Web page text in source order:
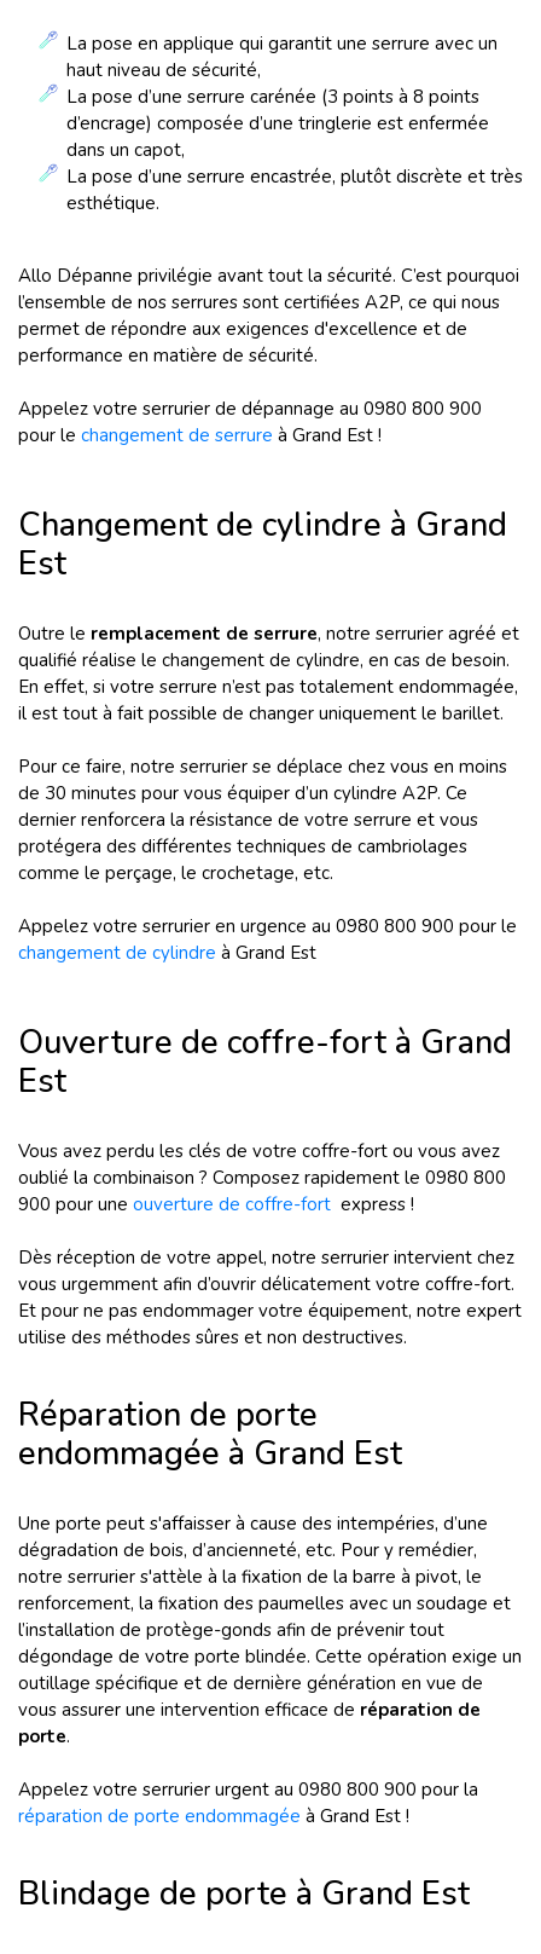
La pose en applique qui garantit une serrure avec un
haut niveau de sécurité,
La pose d’une serrure carénée (3 points à 8 points
d’encrage) composée d’une tringlerie est enfermée
dans un capot,
La pose d’une serrure encastrée, plutôt discrète et très
esthétique.
Allo Dépanne privilégie avant tout la sécurité. C’est pourquoi
l’ensemble de nos serrures sont certifiées A2P, ce qui nous
permet de répondre aux exigences d'excellence et de
performance en matière de sécurité.
Appelez votre serrurier de dépannage au 0980 800 900
pour le changement de serrure à Grand Est !
Changement de cylindre à Grand
Est
Outre le remplacement de serrure, notre serrurier agréé et
qualifié réalise le changement de cylindre, en cas de besoin.
En effet, si votre serrure n’est pas totalement endommagée,
il est tout à fait possible de changer uniquement le barillet.
Pour ce faire, notre serrurier se déplace chez vous en moins
de 30 minutes pour vous équiper d’un cylindre A2P. Ce
dernier renforcera la résistance de votre serrure et vous
protégera des différentes techniques de cambriolages
comme le perçage, le crochetage, etc.
Appelez votre serrurier en urgence au 0980 800 900 pour le
changement de cylindre à Grand Est
Ouverture de coffre-fort à Grand
Est
Vous avez perdu les clés de votre coffre-fort ou vous avez
oublié la combinaison ? Composez rapidement le 0980 800
900 pour une ouverture de coffre-fort express !
Dès réception de votre appel, notre serrurier intervient chez
vous urgemment afin d’ouvrir délicatement votre coffre-fort.
Et pour ne pas endommager votre équipement, notre expert
utilise des méthodes sûres et non destructives.
Réparation de porte
endommagée à Grand Est
Une porte peut s'affaisser à cause des intempéries, d’une
dégradation de bois, d’ancienneté, etc. Pour y remédier,
notre serrurier s'attèle à la fixation de la barre à pivot, le
renforcement, la fixation des paumelles avec un soudage et
l’installation de protège-gonds afin de prévenir tout
dégondage de votre porte blindée. Cette opération exige un
outillage spécifique et de dernière génération en vue de
vous assurer une intervention efficace de réparation de
porte.
Appelez votre serrurier urgent au 0980 800 900 pour la
réparation de porte endommagée à Grand Est !
Blindage de porte à Grand Est